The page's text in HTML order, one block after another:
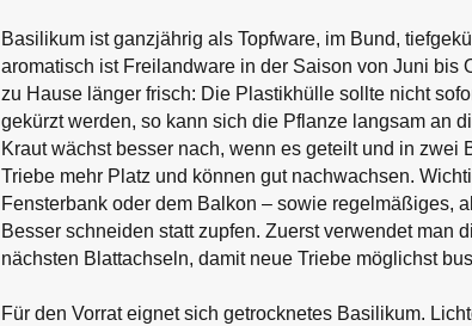
Basilikum ist ganzjährig als Topfware, im Bund,
aromatisch ist Freilandware in der Saison von Juni bis
zu Hause länger frisch: Die Plastikhülle sollte nicht
gekürzt werden, so kann sich die Pflanze langsam an
Kraut wächst besser nach, wenn es geteilt und in
Triebe mehr Platz und können gut nachwachsen.
Fensterbank oder dem Balkon – sowie regelmäßiges,
Besser schneiden statt zupfen. Zuerst verwendet man
nächsten Blattachseln, damit neue Triebe möglichst
Für den Vorrat eignet sich getrocknetes Basilikum.